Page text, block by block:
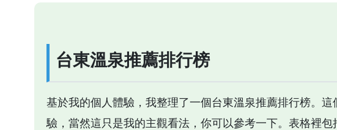
台東溫泉推薦排行榜
基於我的個人體驗，我整理了一個台東溫泉推薦排行榜。
驗，當然這只是我的主觀看法，你可以參考一下。表格裡